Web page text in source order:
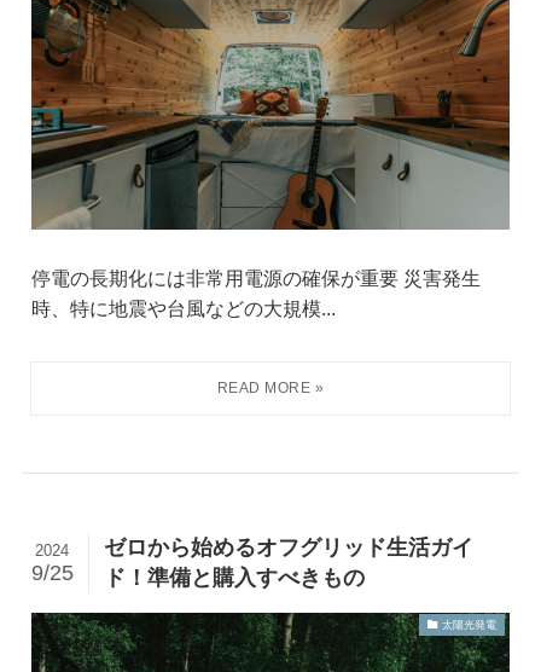
停電の長期化には非常用電源の確保が重要 災害発生
時、特に地震や台風などの大規模...
ゼロから始めるオフグリッド生活ガイ
ド！準備と購入すべきもの
2024
9/25
太陽光発電